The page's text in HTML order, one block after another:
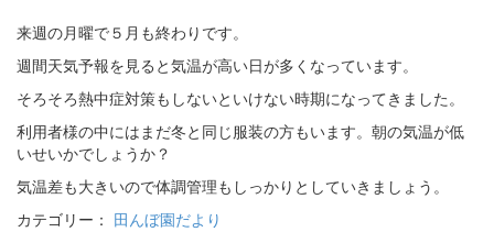
来週の月曜で５月も終わりです。
週間天気予報を見ると気温が高い日が多くなっています。
そろそろ熱中症対策もしないといけない時期になってきました。
利用者様の中にはまだ冬と同じ服装の方もいます。朝の気温が低
いせいかでしょうか？
気温差も大きいので体調管理もしっかりとしていきましょう。
カテゴリー： 田んぼ園だより